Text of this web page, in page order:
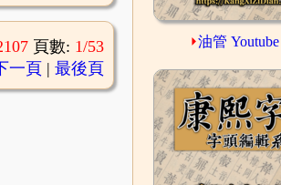
頁數: 1/53
一頁 | 最後頁
⏵油管 Youtube